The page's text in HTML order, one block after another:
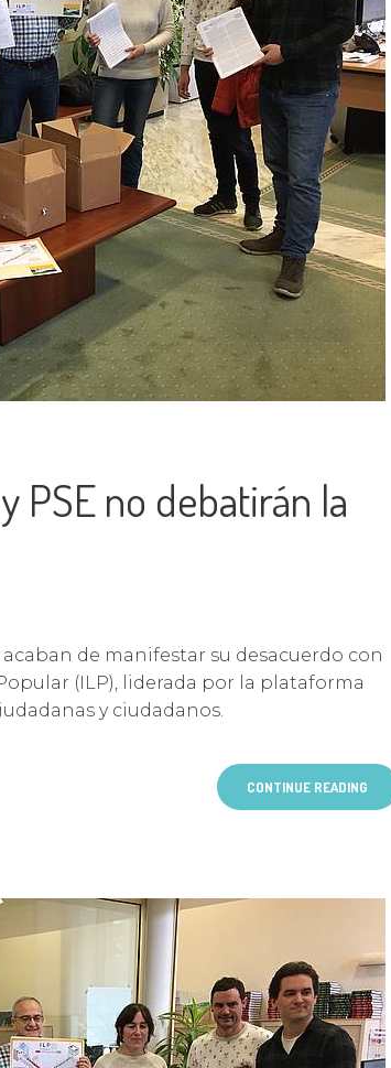
PSE no debatirán la
acaban de manifestar su desacuerdo con
(ILP), liderada por la plataforma
y ciudadanos.
CONTINUE READING